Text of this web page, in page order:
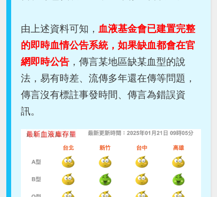
由上述資料可知， 血液基金會已建置完整
的即時血情公告系統，如果缺血都會在官
網即時公告 ，傳言某地區缺某血型的說
法，易有時差、流傳多年還在傳等問題，
傳言沒有標註事發時間、傳言為錯誤資
訊。